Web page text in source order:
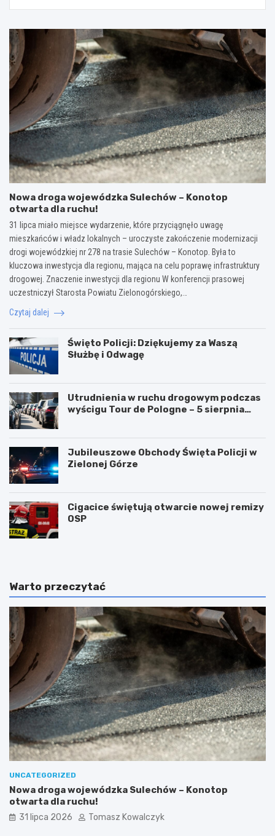
Nowa droga wojewódzka Sulechów – Konotop
otwarta dla ruchu!
31 lipca miało miejsce wydarzenie, które przyciągnęło uwagę
mieszkańców i władz lokalnych – uroczyste zakończenie modernizacji
drogi wojewódzkiej nr 278 na trasie Sulechów – Konotop. Była to
kluczowa inwestycja dla regionu, mająca na celu poprawę infrastruktury
drogowej. Znaczenie inwestycji dla regionu W konferencji prasowej
uczestniczył Starosta Powiatu Zielonogórskiego,…
Czytaj dalej
Święto Policji: Dziękujemy za Waszą
Służbę i Odwagę
Utrudnienia w ruchu drogowym podczas
wyścigu Tour de Pologne – 5 sierpnia
Jubileuszowe Obchody Święta Policji w
Zielonej Górze
Cigacice świętują otwarcie nowej remizy
OSP
Warto przeczytać
UNCATEGORIZED
Nowa droga wojewódzka Sulechów – Konotop
otwarta dla ruchu!
31 lipca 2026 Tomasz Kowalczyk